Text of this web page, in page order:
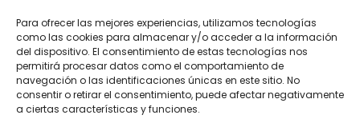
Para ofrecer las mejores experiencias, utilizamos tecnologías
como las cookies para almacenar y/o acceder a la información
del dispositivo. El consentimiento de estas tecnologías nos
permitirá procesar datos como el comportamiento de
navegación o las identificaciones únicas en este sitio. No
consentir o retirar el consentimiento, puede afectar negativamente
a ciertas características y funciones.
SEGURA
Descripción
Información adicional